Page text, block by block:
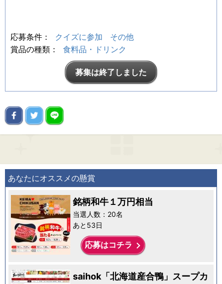
応募条件： クイズに参加
その他
賞品の種類：
食料品・ドリンク
募集は終了しました
あなたにオススメの懸賞
銘柄和牛１万円相当
当選人数：20名
あと53日
応募はコチラ keyboard_arrow_right
saihok「北海道産合鴨」スープカ